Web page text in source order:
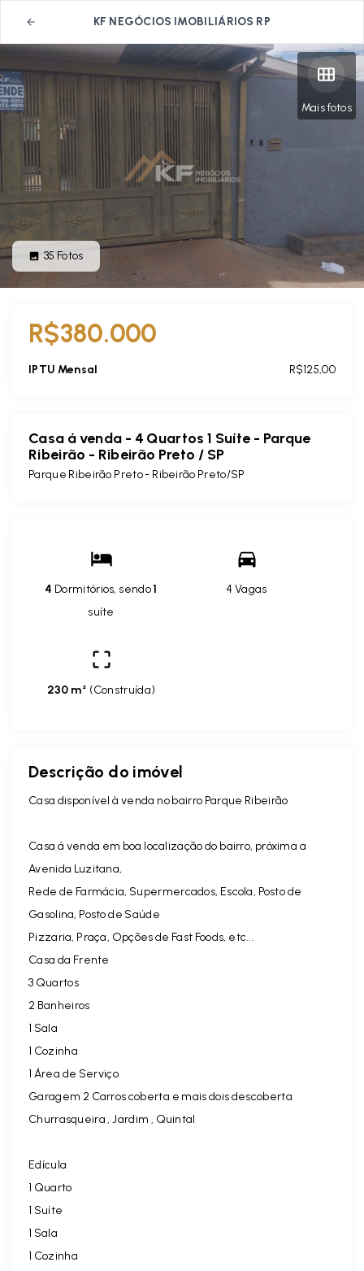
KF NEGÓCIOS IMOBILIÁRIOS RP
Mais fotos
35 Fotos
R$380.000
IPTU Mensal R$125,00
Casa á venda - 4 Quartos 1 Suíte - Parque
Ribeirão - Ribeirão Preto / SP
Parque Ribeirão Preto - Ribeirão Preto/SP
4 Dormitórios, sendo1
suíte
4 Vagas
230 m² (Construída)
Descrição do imóvel
Casa disponível à venda no bairro Parque Ribeirão
Casa á venda em boa localização do bairro, próxima a
Avenida Luzitana,
Rede de Farmácia, Supermercados, Escola, Posto de
Gasolina, Posto de Saúde
Pizzaria, Praça, Opções de Fast Foods, etc...
Casa da Frente
3 Quartos
2 Banheiros
1 Sala
1 Cozinha
1 Área de Serviço
Garagem 2 Carros coberta e mais dois descoberta
Churrasqueira , Jardim , Quintal
Edícula
1 Quarto
1 Suíte
1 Sala
1 Cozinha